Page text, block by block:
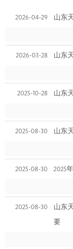
2026-04-29 山东
2026-03-28 山东
2025-10-28 山东
2025-08-30 山东
2025-08-30 2025
2025-08-30
山东
要